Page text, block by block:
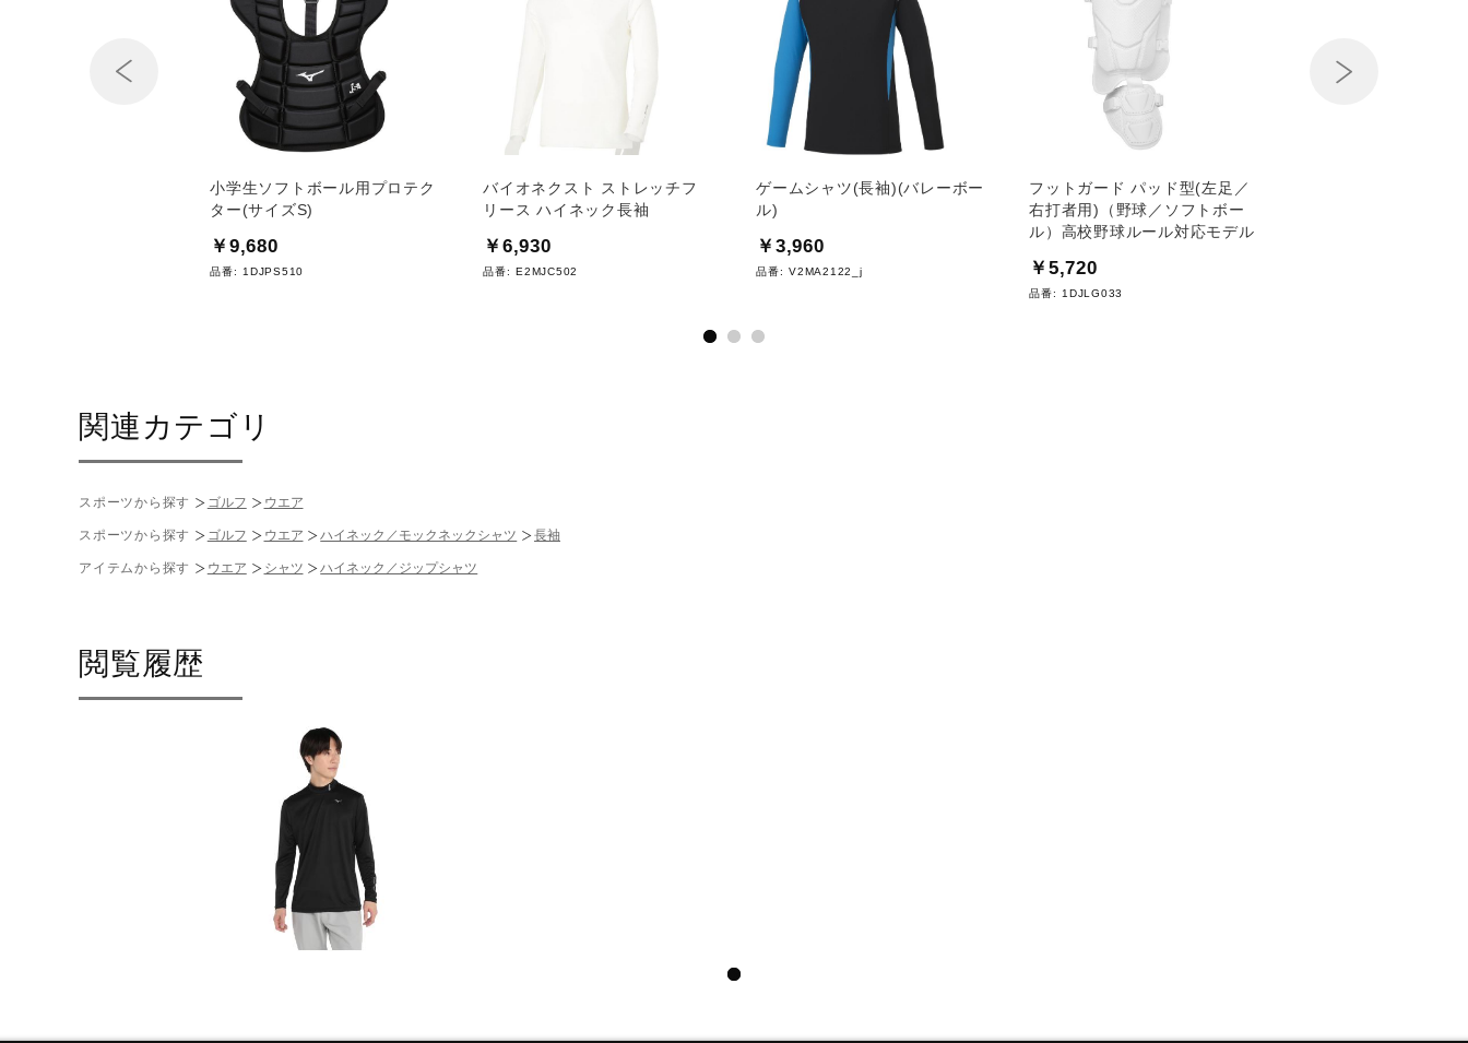
小学生ソフトボール用プロテク
ター(サイズS)
￥9,680
品番: 1DJPS510
バイオネクスト ストレッチフ
リース ハイネック長袖
￥6,930
品番: E2MJC502
ゲームシャツ(長袖)(バレーボー
ル)
￥3,960
品番: V2MA2122_j
フットガード パッド型(左足／
右打者用)（野球／ソフトボー
ル）高校野球ルール対応モデル
￥5,720
品番: 1DJLG033
関連カテゴリ
スポーツから探す ゴルフ ウエア
スポーツから探す ゴルフ ウエア ハイネック／モックネックシャツ 長袖
アイテムから探す ウエア シャツ ハイネック／ジップシャツ
閲覧履歴